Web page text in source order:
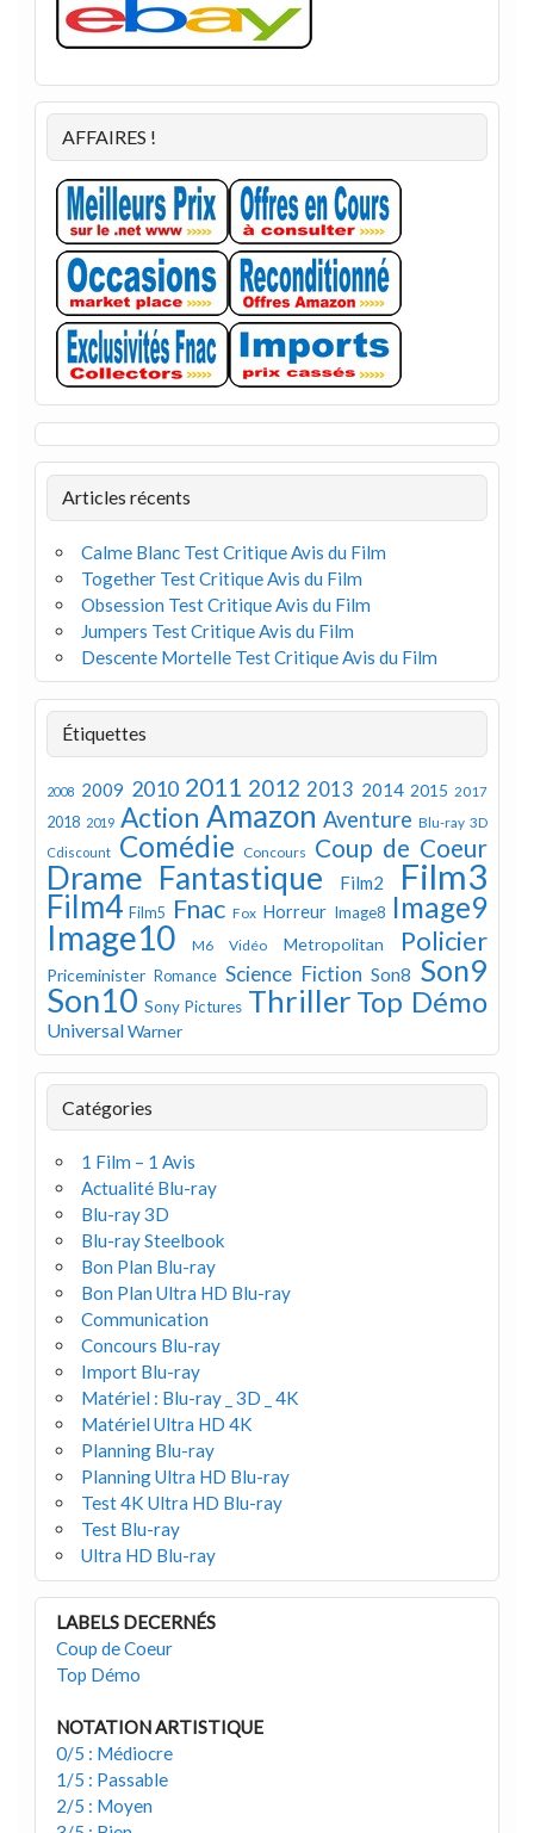
AFFAIRES !
Articles récents
Calme Blanc Test Critique Avis du Film
Together Test Critique Avis du Film
Obsession Test Critique Avis du Film
Jumpers Test Critique Avis du Film
Descente Mortelle Test Critique Avis du Film
Étiquettes
2008 2009 2010 2011 2012 2013 2014 2015 2017
2018 2019 Action Amazon Aventure Blu-ray 3D
Cdiscount Comédie Concours Coup de Coeur
Drame Fantastique Film2 Film3
Film4 Film5 Fnac Fox Horreur Image8 Image9
Image10 M6 Vidéo Metropolitan Policier
Priceminister Romance Science Fiction Son8 Son9
Son10 Sony Pictures Thriller Top Démo
UniversalWarner
Catégories
1 Film – 1 Avis
Actualité Blu-ray
Blu-ray 3D
Blu-ray Steelbook
Bon Plan Blu-ray
Bon Plan Ultra HD Blu-ray
Communication
Concours Blu-ray
Import Blu-ray
Matériel : Blu-ray _ 3D _ 4K
Matériel Ultra HD 4K
Planning Blu-ray
Planning Ultra HD Blu-ray
Test 4K Ultra HD Blu-ray
Test Blu-ray
Ultra HD Blu-ray
LABELS DECERNÉS
Coup de Coeur
Top Démo
NOTATION ARTISTIQUE
0/5 : Médiocre
1/5 : Passable
2/5 : Moyen